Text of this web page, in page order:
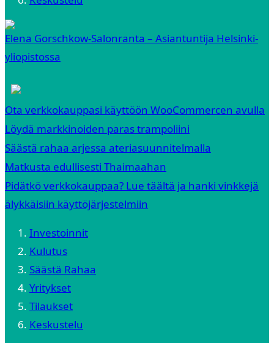
Elena Gorschkow-Salonranta – Asiantuntija Helsinki-
yliopistossa
Ota verkkokauppasi käyttöön WooCommercen avulla
Löydä markkinoiden paras trampoliini
Säästä rahaa arjessa ateriasuunnitelmalla
Matkusta edullisesti Thaimaahan
Pidätkö verkkokauppaa? Lue täältä ja hanki vinkkejä
älykkäisiin käyttöjärjestelmiin
Investoinnit
Kulutus
Säästä Rahaa
Yritykset
Tilaukset
Keskustelu